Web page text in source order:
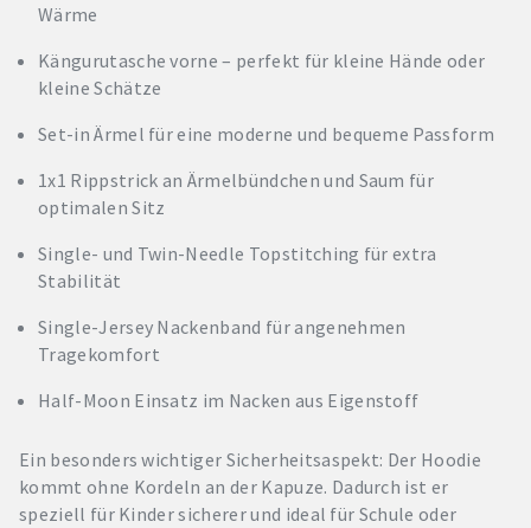
Wärme
Kängurutasche vorne – perfekt für kleine Hände oder
kleine Schätze
Set-in Ärmel für eine moderne und bequeme Passform
1x1 Rippstrick an Ärmelbündchen und Saum für
optimalen Sitz
Single- und Twin-Needle Topstitching für extra
Stabilität
Single-Jersey Nackenband für angenehmen
Tragekomfort
Half-Moon Einsatz im Nacken aus Eigenstoff
Ein besonders wichtiger Sicherheitsaspekt: Der Hoodie
kommt ohne Kordeln an der Kapuze. Dadurch ist er
speziell für Kinder sicherer und ideal für Schule oder